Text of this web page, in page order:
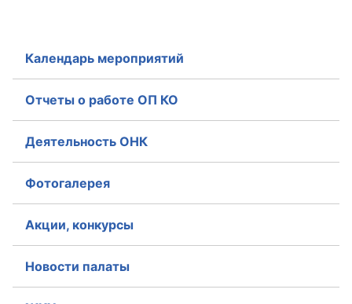
Календарь мероприятий
Отчеты о работе ОП КО
Деятельность ОНК
Фотогалерея
Акции, конкурсы
Новости палаты